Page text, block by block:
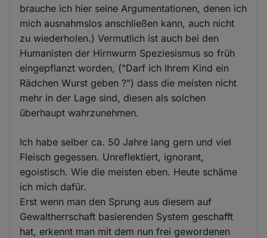
brauche ich hier seine Argumentationen, denen ich
mich ausnahmslos anschließen kann, auch nicht
zu wiederholen.) Vermutlich ist auch bei den
Humanisten der Hirnwurm Speziesismus so früh
eingepflanzt worden, ("Darf ich Ihrem Kind ein
Rädchen Wurst geben ?") dass die meisten nicht
mehr in der Lage sind, diesen als solchen
überhaupt wahrzunehmen.
Ich habe selber ca. 50 Jahre lang gern und viel
Fleisch gegessen. Unreflektiert, ignorant,
egoistisch. Wie die meisten eben. Heute schäme
ich mich dafür.
Erst wenn man den Sprung aus diesem auf
Gewaltherrschaft basierenden System geschafft
hat, erkennt man mit dem nun frei gewordenen